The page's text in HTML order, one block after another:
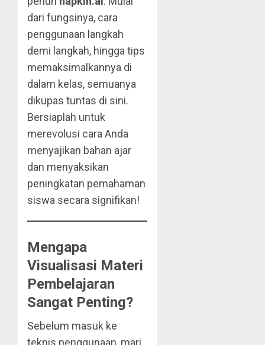
dari fungsinya, cara
penggunaan langkah
demi langkah, hingga tips
memaksimalkannya di
dalam kelas, semuanya
dikupas tuntas di sini.
Bersiaplah untuk
merevolusi cara Anda
menyajikan bahan ajar
dan menyaksikan
peningkatan pemahaman
siswa secara signifikan!
Mengapa
Visualisasi Materi
Pembelajaran
Sangat Penting?
Sebelum masuk ke